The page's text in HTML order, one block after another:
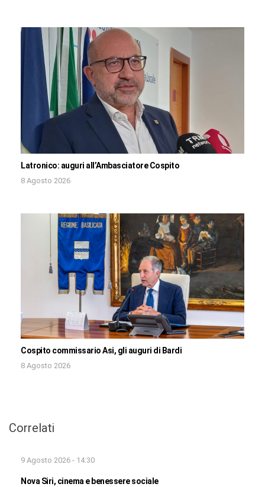
Latronico: auguri all’Ambasciatore Cospito
8 Agosto 2026
Cospito commissario Asi, gli auguri di Bardi
8 Agosto 2026
Correlati
9 Agosto 2026 - 14:30
Nova Siri, cinema e benessere sociale